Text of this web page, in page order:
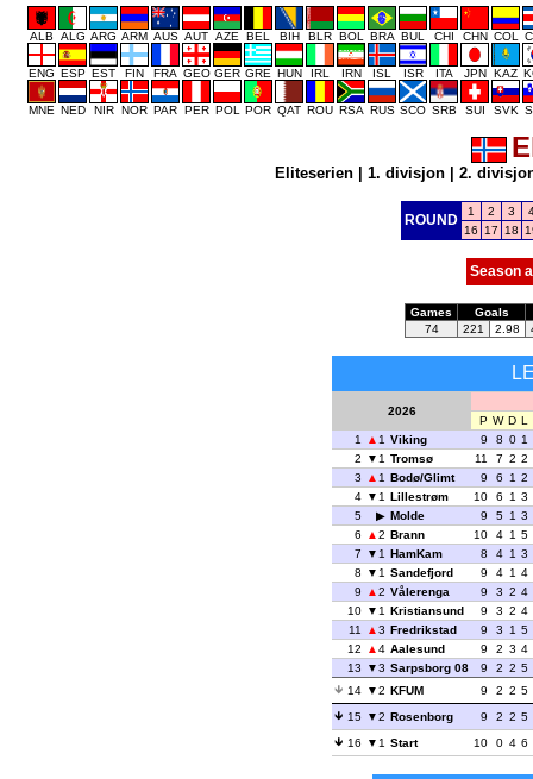
ALB ALG ARG ARM AUS AUT AZE BEL BIH BLR BOL BRA BUL CHI CHN COL
ENG ESP EST FIN FRA GEO GER GRE HUN IRL IRN ISL ISR ITA JPN KAZ
MNE NED NIR NOR PAR PER POL POR QAT ROU RSA RUS SCO SRB SUI SVK
Eliteserien 1. divisjon 2.
ROUND
1 2 3
16
17 18
Season
Games
Goals
74
221 2.98
2026
P W D L
1
1 Viking 9 8 0 1
2
1 Tromsø 11 7 2 2
3
1 Bodø/Glimt 9 6 1 2
4
1 Lillestrøm 10 6 1 3
5
Molde 9 5 1 3
6
2 Brann 10 4 1 5
7
1 HamKam 8 4 1 3
8
1 Sandefjord 9 4 1 4
9
2 Vålerenga 9 3 2 4
10
1 Kristiansund 9 3 2 4
11
3 Fredrikstad 9 3 1 5
12
4 Aalesund 9 2 3 4
13
3 Sarpsborg 08 9 2 2 5
14
2 KFUM 9 2 2 5
15
2 Rosenborg 9 2 2 5
16
1 Start 10 0 4 6